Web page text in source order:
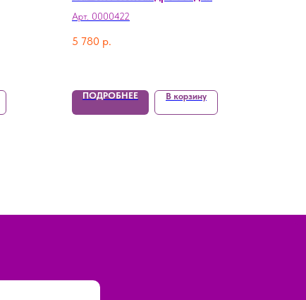
Арт. 0000422
5 780 р.
ПОДРОБНЕЕ В корзину